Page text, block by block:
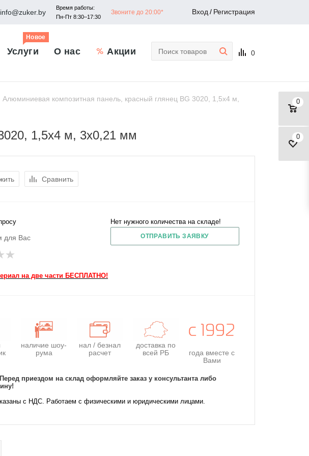
info@zuker.by
Время работы:
Пн-Пт 8:30–17:30
Звоните до 20:00* Вход / Регистрация
Услуги
Новое
О нас Акции 0
0
0
Алюминиевая композитная панель, красный глянец BG 3020, 1,5х4 м,
1,5х4 м, 3х0,21 мм
Сравнить
для Вас
Нет нужного количества на складе!
ОТПРАВИТЬ ЗАЯВКУ
на две части БЕСПЛАТНО!
наличие шоу-
рума
нал / безнал
расчет
доставка по
всей РБ
года вместе с
Вами
Перед приездом на склад оформляйте заказ у консультанта либо
с НДС. Работаем с физическими и юридическими лицами.